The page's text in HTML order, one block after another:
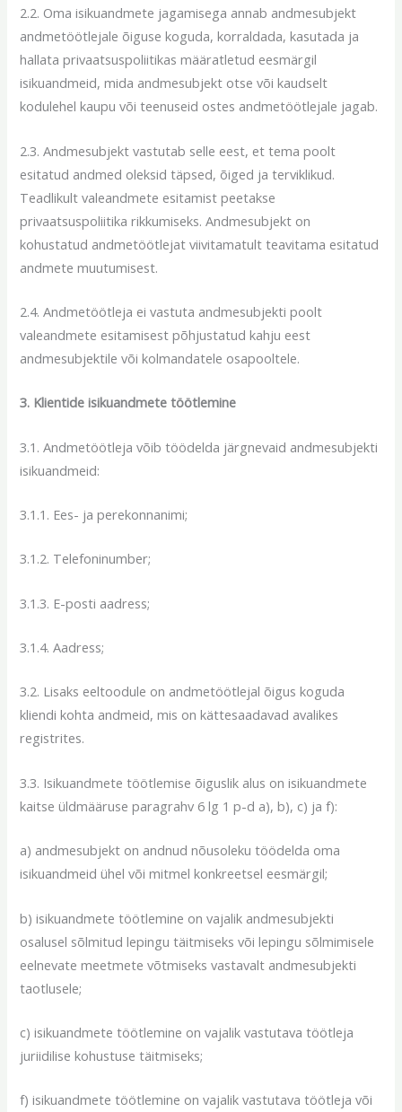
2.2. Oma isikuandmete jagamisega annab andmesubjekt
andmetöötlejale õiguse koguda, korraldada, kasutada ja
hallata privaatsuspoliitikas määratletud eesmärgil
isikuandmeid, mida andmesubjekt otse või kaudselt
kodulehel kaupu või teenuseid ostes andmetöötlejale jagab.
2.3. Andmesubjekt vastutab selle eest, et tema poolt
esitatud andmed oleksid täpsed, õiged ja terviklikud.
Teadlikult valeandmete esitamist peetakse
privaatsuspoliitika rikkumiseks. Andmesubjekt on
kohustatud andmetöötlejat viivitamatult teavitama esitatud
andmete muutumisest.
2.4. Andmetöötleja ei vastuta andmesubjekti poolt
valeandmete esitamisest põhjustatud kahju eest
andmesubjektile või kolmandatele osapooltele.
3. Klientide isikuandmete töötlemine
3.1. Andmetöötleja võib töödelda järgnevaid andmesubjekti
isikuandmeid:
3.1.1. Ees- ja perekonnanimi;
3.1.2. Telefoninumber;
3.1.3. E-posti aadress;
3.1.4. Aadress;
3.2. Lisaks eeltoodule on andmetöötlejal õigus koguda
kliendi kohta andmeid, mis on kättesaadavad avalikes
registrites.
3.3. Isikuandmete töötlemise õiguslik alus on isikuandmete
kaitse üldmääruse paragrahv 6 lg 1 p-d a), b), c) ja f):
a) andmesubjekt on andnud nõusoleku töödelda oma
isikuandmeid ühel või mitmel konkreetsel eesmärgil;
b) isikuandmete töötlemine on vajalik andmesubjekti
osalusel sõlmitud lepingu täitmiseks või lepingu sõlmimisele
eelnevate meetmete võtmiseks vastavalt andmesubjekti
taotlusele;
c) isikuandmete töötlemine on vajalik vastutava töötleja
juriidilise kohustuse täitmiseks;
f) isikuandmete töötlemine on vajalik vastutava töötleja või